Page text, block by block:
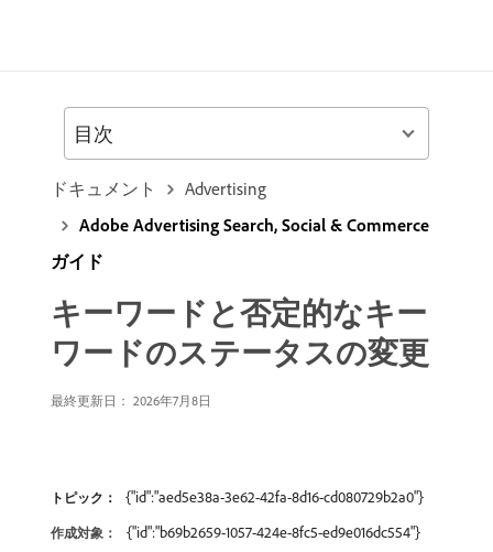
ドキュメント
Advertising
Adobe Advertising Search, Social & Commerce
ガイド
キーワードと否定的なキー
ワードのステータスの変更
最終更新日： 2026年7月8日
トピック： {"id":"aed5e38a-3e62-42fa-8d16-cd080729b2a0"}
作成対象： {"id":"b69b2659-1057-424e-8fc5-ed9e016dc554"}
目次